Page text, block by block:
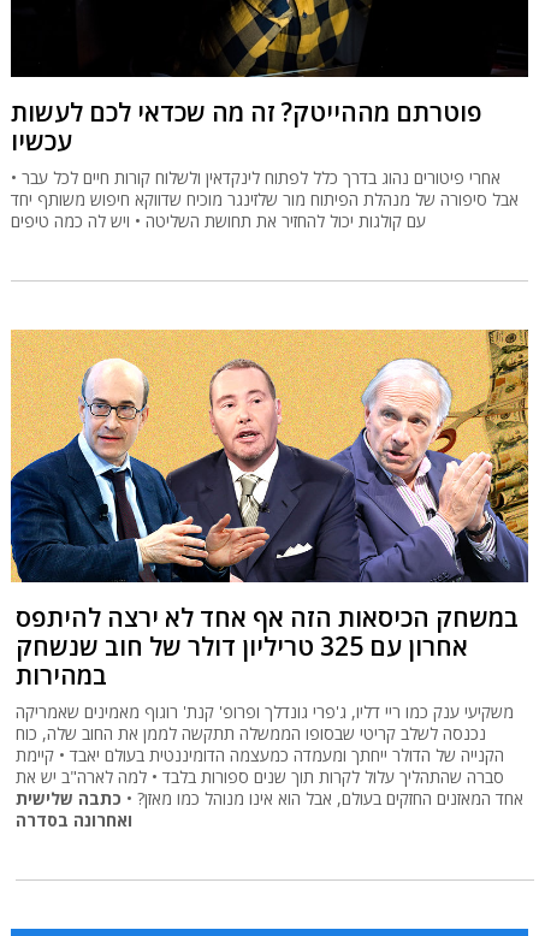
פוטרתם מההייטק? זה מה שכדאי לכם לעשות
עכשיו
אחרי פיטורים נהוג בדרך כלל לפתוח לינקדאין ולשלוח קורות חיים לכל עבר •
אבל סיפורה של מנהלת הפיתוח מור שלזינגר מוכיח שדווקא חיפוש משותף יחד
עם קולגות יכול להחזיר את תחושת השליטה • ויש לה כמה טיפים
במשחק הכיסאות הזה אף אחד לא ירצה להיתפס
אחרון עם 325 טריליון דולר של חוב שנשחק
במהירות
משקיעי ענק כמו ריי דליו, ג'פרי גונדלך ופרופ' קנת' רוגוף מאמינים שאמריקה
נכנסה לשלב קריטי שבסופו הממשלה תתקשה לממן את החוב שלה, כוח
הקנייה של הדולר ייחתך ומעמדה כמעצמה הדומיננטית בעולם יאבד • קיימת
סברה שהתהליך עלול לקרות תוך שנים ספורות בלבד • למה לארה"ב יש את
אחד המאזנים החזקים בעולם, אבל הוא אינו מנוהל כמו מאזן? • כתבה שלישית
ואחרונה בסדרה